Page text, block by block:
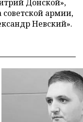
Донской»,
советской армии,
Невский».